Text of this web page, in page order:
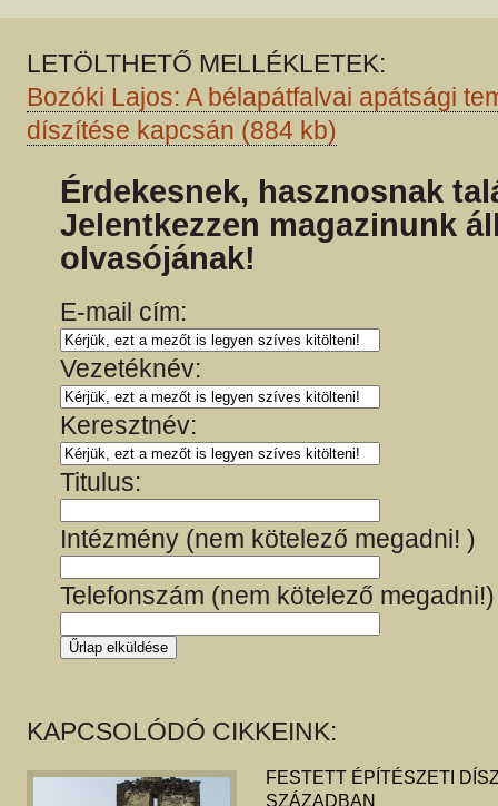
LETÖLTHETŐ MELLÉKLETEK:
Bozóki Lajos: A bélapátfalvai apátsági
díszítése kapcsán (884 kb)
Érdekesnek, hasznosnak
Jelentkezzen magazinunk
olvasójának!
E-mail cím:
Vezetéknév:
Keresztnév:
Titulus:
Intézmény (nem kötelező megadni! )
Telefonszám (nem kötelező megadni!)
KAPCSOLÓDÓ CIKKEINK:
FESTETT ÉPÍTÉSZETI
SZÁZADBAN